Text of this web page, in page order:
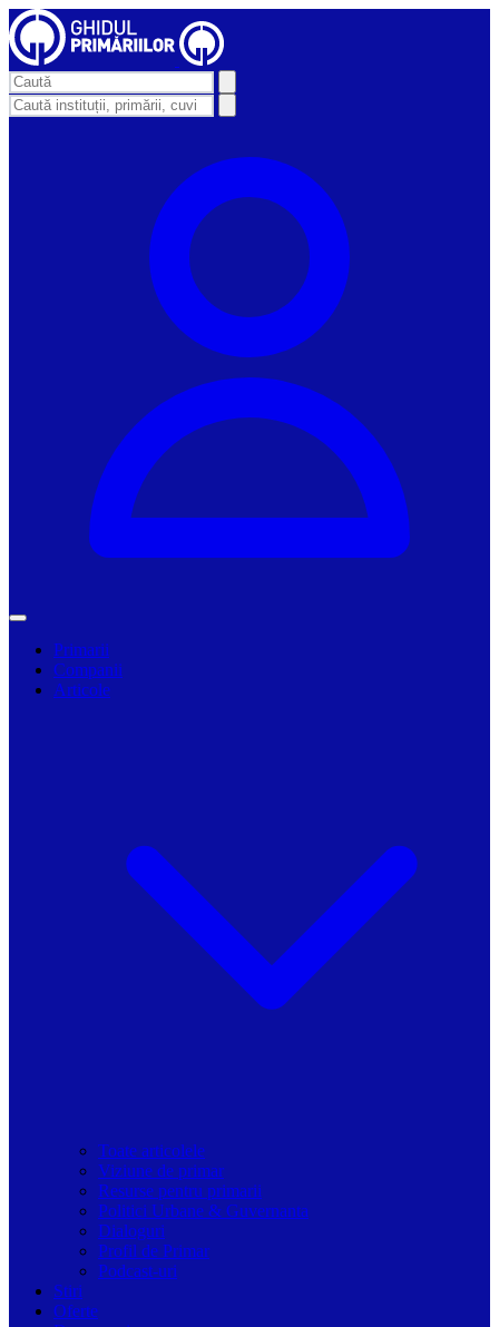
Primarii
Companii
Articole
Toate articolele
Viziune de primar
Resurse pentru primarii
Politici Urbane & Guvernanta
Dialoguri
Profil de Primar
Podcast-uri
Stiri
Oferte